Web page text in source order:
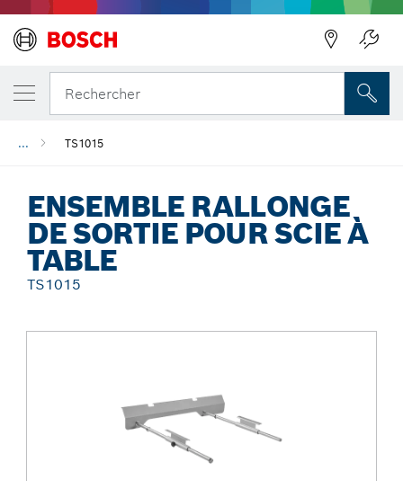
Rechercher
... TS1015
ENSEMBLE RALLONGE
DE SORTIE POUR SCIE À
TABLE
TS1015